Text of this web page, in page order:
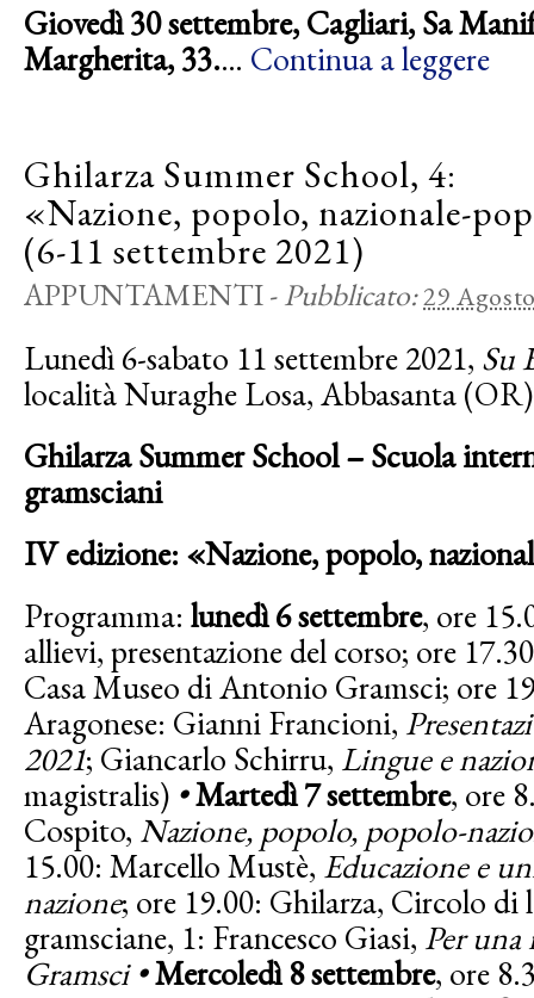
Giovedì 30 settembre, Cagliari, Sa
Margherita, 33.… Continua a leggere
Ghilarza Summer School, 4:
«Nazione, popolo, nazionale-
(6-11 settembre 2021)
APPUNTAMENTI-Pubblicato:29
Lunedì 6-sabato 11 settembre 2021, Su
località Nuraghe Losa, Abbasanta (OR)
Ghilarza Summer School – Scuola
gramsciani
IV edizione: «Nazione, popolo,
Programma: lunedì 6 settembre, ore
allievi, presentazione del corso; ore
Casa Museo di Antonio Gramsci; ore
Aragonese: Gianni Francioni,
2021; Giancarlo Schirru, Lingue e
magistralis) •Martedì 7 settembre, ore
Cospito, Nazione, popolo, popolo-
15.00: Marcello Mustè, Educazione e
nazione; ore 19.00: Ghilarza, Circolo
gramsciane, 1: Francesco Giasi, Per
Gramsci •Mercoledì 8 settembre, ore